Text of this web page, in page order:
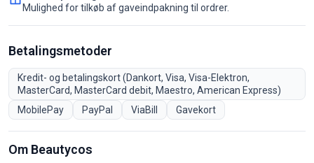
Mulighed for tilkøb af gaveindpakning til ordrer.
Betalingsmetoder
Kredit- og betalingskort (Dankort, Visa, Visa-Elektron,
MasterCard, MasterCard debit, Maestro, American Express)
MobilePay
PayPal ViaBill Gavekort
Om Beautycos